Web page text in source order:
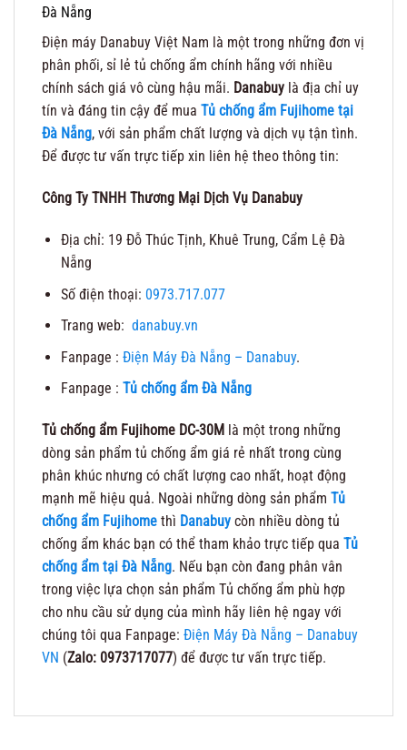
Đà Nẵng
Điện máy Danabuy Việt Nam là một trong những đơn vị
phân phối, sỉ lẻ tủ chống ẩm chính hãng với nhiều
chính sách giá vô cùng hậu mãi. Danabuy là địa chỉ uy
tín và đáng tin cậy để mua Tủ chống ẩm Fujihome tại
Đà Nẵng, với sản phẩm chất lượng và dịch vụ tận tình.
Để được tư vấn trực tiếp xin liên hệ theo thông tin:
Công Ty TNHH Thương Mại Dịch Vụ Danabuy
Địa chỉ: 19 Đỗ Thúc Tịnh, Khuê Trung, Cẩm Lệ Đà
Nẵng
Số điện thoại: 0973.717.077
Trang web: danabuy.vn
Fanpage : Điện Máy Đà Nẵng – Danabuy.
Fanpage : Tủ chống ẩm Đà Nẵng
Tủ chống ẩm Fujihome DC-30M là một trong những
dòng sản phẩm tủ chống ẩm giá rẻ nhất trong cùng
phân khúc nhưng có chất lượng cao nhất, hoạt động
mạnh mẽ hiệu quả. Ngoài những dòng sản phẩm Tủ
chống ẩm Fujihome thì Danabuy còn nhiều dòng tủ
chống ẩm khác bạn có thể tham khảo trực tiếp qua Tủ
chống ẩm tại Đà Nẵng. Nếu bạn còn đang phân vân
trong việc lựa chọn sản phẩm Tủ chống ẩm phù hợp
cho nhu cầu sử dụng của mình hãy liên hệ ngay với
chúng tôi qua Fanpage: Điện Máy Đà Nẵng – Danabuy
VN (Zalo: 0973717077) để được tư vấn trực tiếp.